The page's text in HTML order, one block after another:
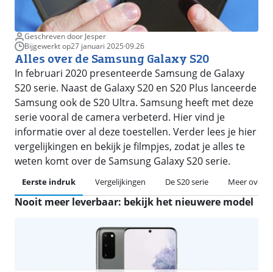
Geschreven door Jesper
Bijgewerkt op27 januari 2025·09.26
Alles over de Samsung Galaxy S20
In februari 2020 presenteerde Samsung de Galaxy
S20 serie. Naast de Galaxy S20 en S20 Plus lanceerde
Samsung ook de S20 Ultra. Samsung heeft met deze
serie vooral de camera verbeterd. Hier vind je
informatie over al deze toestellen. Verder lees je hier
vergelijkingen en bekijk je filmpjes, zodat je alles te
weten komt over de Samsung Galaxy S20 serie.
Eerste indruk Vergelijkingen De S20 serie Meer over
Nooit meer leverbaar: bekijk het nieuwere model